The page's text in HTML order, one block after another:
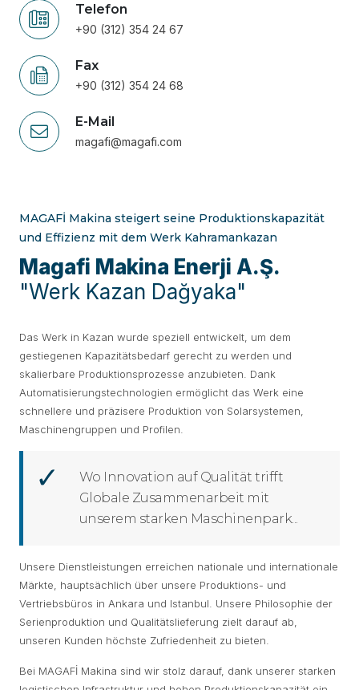
Telefon
+90 (312) 354 24 67
Fax
+90 (312) 354 24 68
E-Mail
magafi@magafi.com
MAGAFİ Makina steigert seine Produktionskapazität
und Effizienz mit dem Werk Kahramankazan
Magafi Makina Enerji A.Ş.
"Werk Kazan Dağyaka"
Das Werk in Kazan wurde speziell entwickelt, um dem
gestiegenen Kapazitätsbedarf gerecht zu werden und
skalierbare Produktionsprozesse anzubieten. Dank
Automatisierungstechnologien ermöglicht das Werk eine
schnellere und präzisere Produktion von Solarsystemen,
Maschinengruppen und Profilen.
Wo Innovation auf Qualität trifft
Globale Zusammenarbeit mit
unserem starken Maschinenpark...
Unsere Dienstleistungen erreichen nationale und internationale
Märkte, hauptsächlich über unsere Produktions- und
Vertriebsbüros in Ankara und Istanbul. Unsere Philosophie der
Serienproduktion und Qualitätslieferung zielt darauf ab,
unseren Kunden höchste Zufriedenheit zu bieten.
Bei MAGAFİ Makina sind wir stolz darauf, dank unserer starken